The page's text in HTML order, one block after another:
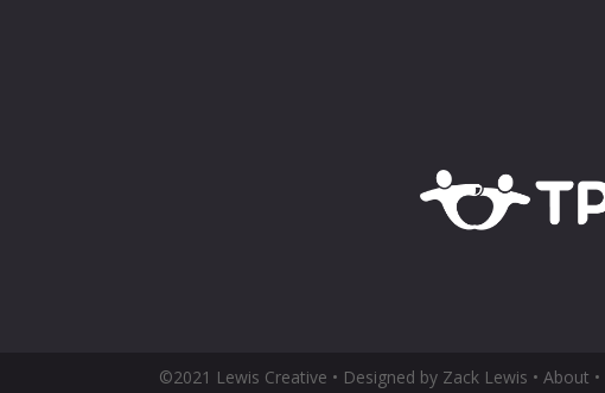
©2021 Lewis Creative • Designed by Zack Lewis •About •